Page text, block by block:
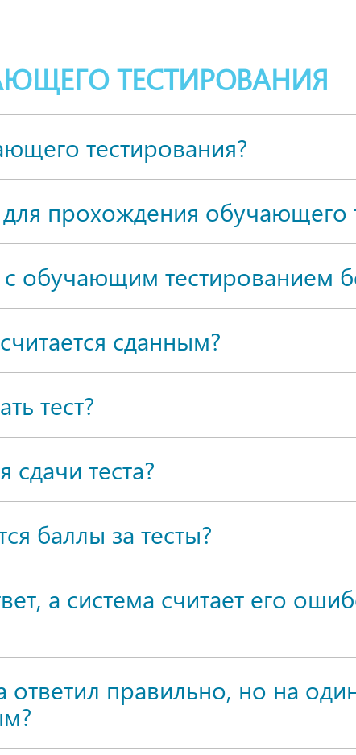
ТЕСТИРОВАНИЯ
тестирования?
прохождения обучающего
обучающим тестированием
сданным?
тест?
теста?
баллы за тесты?
а система считает его
ответил правильно, но на